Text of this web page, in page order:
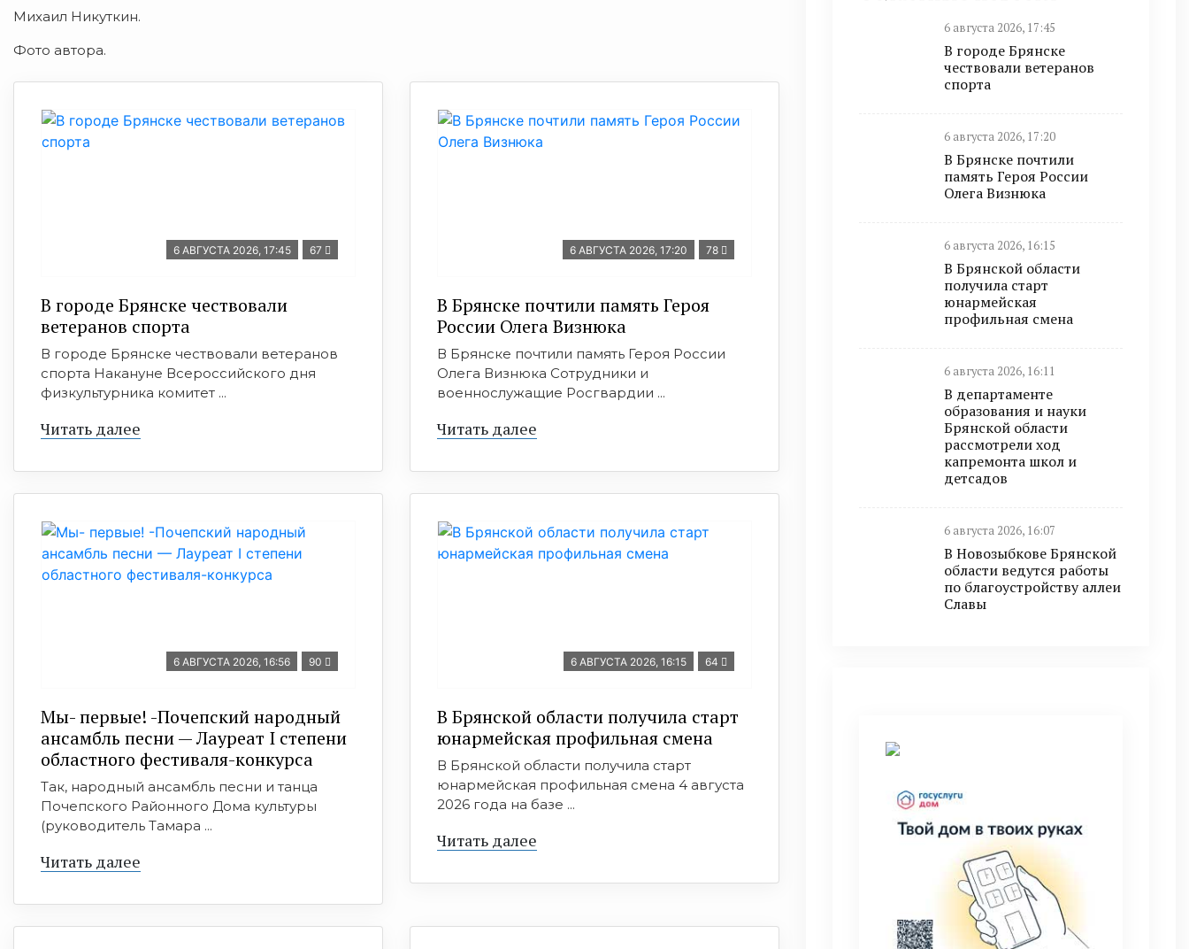
Михаил Никуткин.
Фото автора.
6 АВГУСТА 2026, 17:45 67
В городе Брянске чествовали
ветеранов спорта
В городе Брянске чествовали ветеранов
спорта Накануне Всероссийского дня
физкультурника комитет ...
Читать далее
6 АВГУСТА 2026, 17:20 78
В Брянске почтили память Героя
России Олега Визнюка
В Брянске почтили память Героя России
Олега Визнюка Сотрудники и
военнослужащие Росгвардии ...
Читать далее
6 АВГУСТА 2026, 16:56 90
Мы- первые! -Почепский народный
ансамбль песни — Лауреат I степени
областного фестиваля-конкурса
Так, народный ансамбль песни и танца
Почепского Районного Дома культуры
(руководитель Тамара ...
Читать далее
6 АВГУСТА 2026, 16:15 64
В Брянской области получила старт
юнармейская профильная смена
В Брянской области получила старт
юнармейская профильная смена 4 августа
2026 года на базе ...
Читать далее
6 августа 2026, 17:45
В городе Брянске
чествовали ветеранов
спорта
6 августа 2026, 17:20
В Брянске почтили
память Героя России
Олега Визнюка
6 августа 2026, 16:15
В Брянской области
получила старт
юнармейская
профильная смена
6 августа 2026, 16:11
В департаменте
образования и науки
Брянской области
рассмотрели ход
капремонта школ и
детсадов
6 августа 2026, 16:07
В Новозыбкове Брянской
области ведутся работы
по благоустройству аллеи
Славы